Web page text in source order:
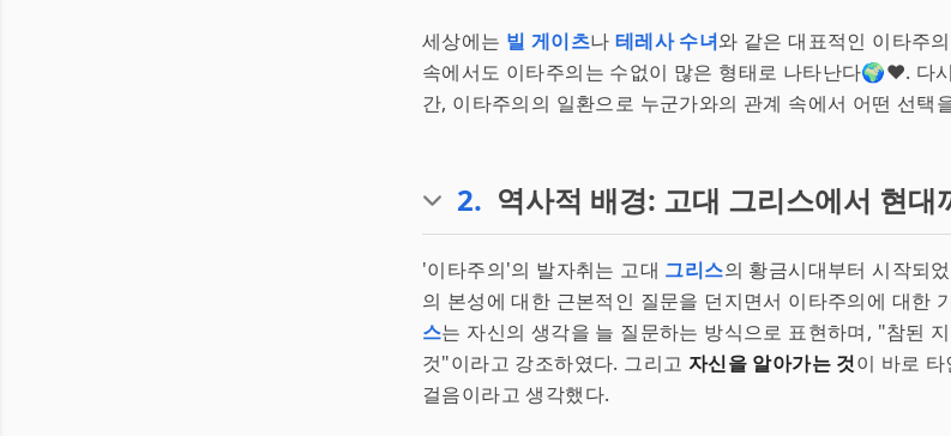
세상에는 빌 게이츠나 테레사 수녀와 같은 대표적인 이타주
속에서도 이타주의는 수없이 많은 형태로 나타난다🌍❤️. 다
간, 이타주의의 일환으로 누군가와의 관계 속에서 어떤 선택
2. 역사적 배경: 고대 그리스에서 현대
'이타주의'의 발자취는 고대 그리스의 황금시대부터 시작되
의 본성에 대한 근본적인 질문을 던지면서 이타주의에 대한
스는 자신의 생각을 늘 질문하는 방식으로 표현하며, "참된
것"이라고 강조하였다. 그리고 자신을 알아가는 것이 바로
걸음이라고 생각했다.